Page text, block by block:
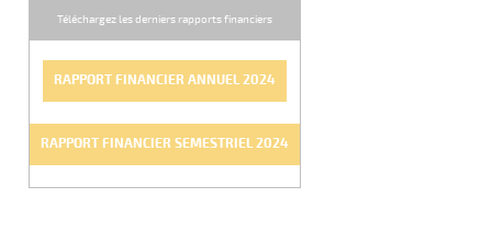
Téléchargez les derniers rapports financiers
RAPPORT FINANCIER ANNUEL 2024
RAPPORT FINANCIER SEMESTRIEL 2024